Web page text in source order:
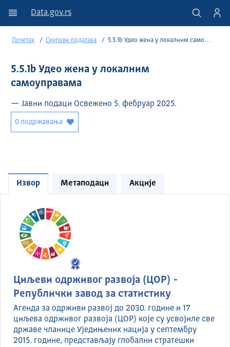
Data.gov.rs
Почетак Скупови података 5.5.1b Удео жена у локалним самоуправама
5.5.1b Удео жена у локалним
самоуправама
— Јавни подаци Освежено 5. фебруар 2025.
0 подржавања
Извор Метаподаци Акције
Циљеви одрживог развоја (ЦОР) -
Републички завод за статистику
Агенда за одрживи развој до 2030. године и 17
циљева одрживог развоја (ЦОР) које су усвојиле све
државе чланице Уједињених нација у септембру
2015. године, представљају глобални стратешки